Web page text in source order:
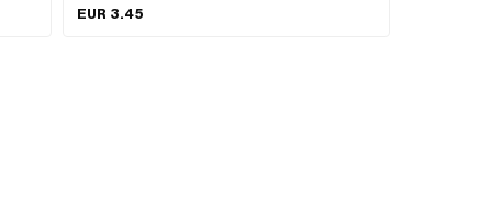
2
EUR 3.45